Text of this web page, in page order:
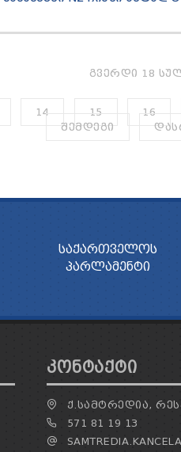
ᲒᲕᲔᲠᲓᲘ 18
14 15 16
ᲨᲔᲛᲓᲔᲒᲘ
ᲡᲐᲥᲐᲠᲗᲕᲔᲚᲝᲡ
ᲞᲐᲠᲚᲐᲛᲔᲜᲢᲘ
ᲙᲝᲜᲢᲐᲥᲢᲘ
Ქ.ᲡᲐᲛᲢᲠᲔᲓᲘᲐ,
571 81 19 13